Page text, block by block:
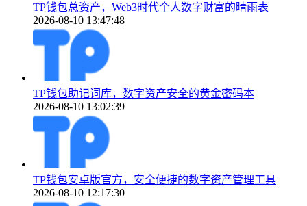
TP钱包总资产，Web3时代个人数字财富的晴雨表
2026-08-10 13:47:48
TP钱包助记词库，数字资产安全的黄金密码本
2026-08-10 13:02:39
TP钱包安卓版官方，安全便捷的数字资产管理工具
2026-08-10 12:17:30